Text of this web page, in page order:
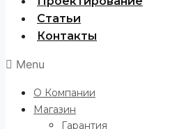
Статьи
Контакты
Menu
О Компании
Магазин
Гарантия